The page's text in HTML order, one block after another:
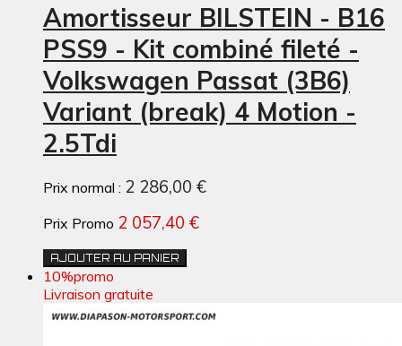
Amortisseur BILSTEIN - B16
PSS9 - Kit combiné fileté -
Volkswagen Passat (3B6)
Variant (break) 4 Motion -
2.5Tdi
Prix normal : 2 286,00 €
Prix Promo 2 057,40 €
AJOUTER AU PANIER
10%promo
Livraison gratuite